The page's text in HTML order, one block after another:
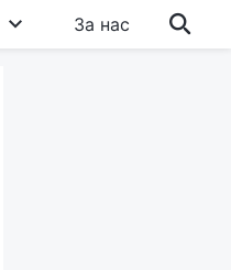
За нас